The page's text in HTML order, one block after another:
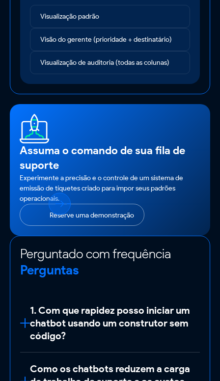
Visualização padrão
Visão do gerente (prioridade + destinatário)
Visualização de auditoria (todas as colunas)
Assuma o comando de sua fila de
suporte
Experimente a precisão e o controle de um sistema de
emissão de tíquetes criado para impor seus padrões
operacionais.
Reserve uma demonstração
Perguntado com frequência
Perguntas
1. Com que rapidez posso iniciar um
chatbot usando um construtor sem
código?
centralizado que simplifica o
Como os chatbots reduzem a carga